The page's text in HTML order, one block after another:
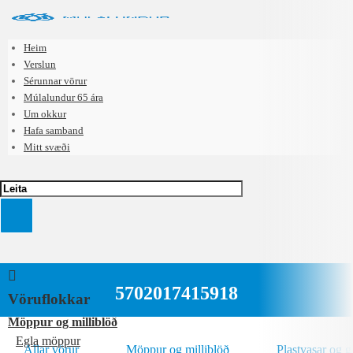
Heim
Verslun
Sérunnar vörur
Múlalundur 65 ára
Um okkur
Hafa samband
Mitt svæði
Vöruflokkar
Möppur og milliblöð
Egla möppur
5702017415918
Allar vörur Möppur og milliblöð Plastvasar og